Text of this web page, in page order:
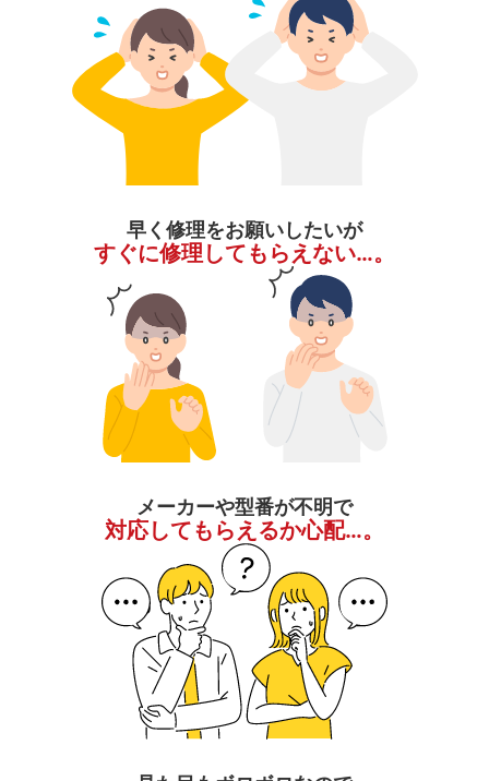
早く修理をお願いしたいが
すぐに修理してもらえない…。
メーカーや型番が不明で
対応してもらえるか心配…。